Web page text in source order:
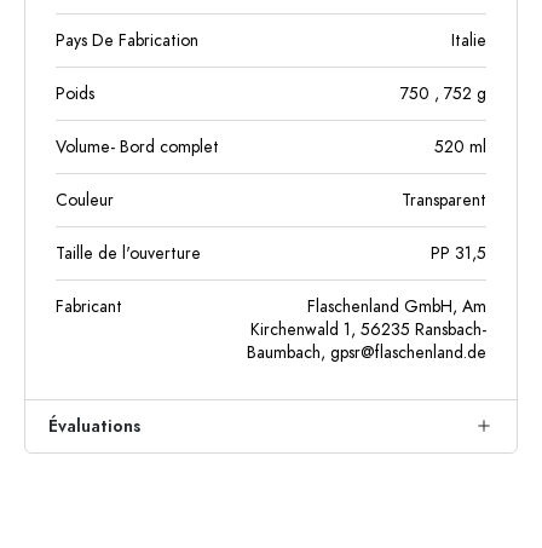
Pays De Fabrication Italie
Poids 750 , 752 g
Volume- Bord complet 520 ml
Couleur Transparent
Taille de l'ouverture PP 31,5
Fabricant
Flaschenland GmbH, Am
Kirchenwald 1, 56235 Ransbach-
Baumbach, gpsr@flaschenland.de
Évaluations